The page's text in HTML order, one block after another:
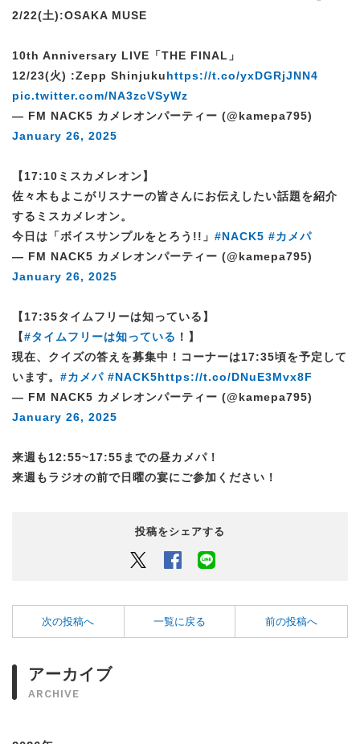
2/22(土):OSAKA MUSE
10th Anniversary LIVE「THE FINAL」
12/23(火) :Zepp Shinjukuhttps://t.co/yxDGRjJNN4
pic.twitter.com/NA3zcVSyWz
— FM NACK5 カメレオンパーティー (@kamepa795)
January 26, 2025
【17:10ミスカメレオン】
佐々木もよこがリスナーの皆さんにお伝えしたい話題を紹介
するミスカメレオン。
今日は「ボイスサンプルをとろう!!」 #NACK5 #カメパ
— FM NACK5 カメレオンパーティー (@kamepa795)
January 26, 2025
【17:35タイムフリーは知っている】
【#タイムフリーは知っている ！】
現在、クイズの答えを募集中！コーナーは17:35頃を予定して
います。 #カメパ #NACK5https://t.co/DNuE3Mvx8F
— FM NACK5 カメレオンパーティー (@kamepa795)
January 26, 2025
来週も12:55~17:55までの昼カメパ！
来週もラジオの前で日曜の宴にご参加ください！
投稿をシェアする
Twitter Facebook
次の投稿へ 一覧に戻る 前の投稿へ
アーカイブ
ARCHIVE